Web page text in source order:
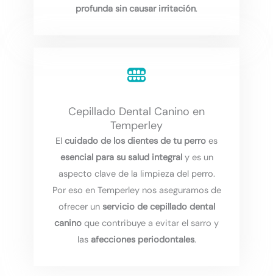
profunda sin causar irritación.
Cepillado Dental Canino en
Temperley
El cuidado de los dientes de tu perro es
esencial para su salud integraly es un
aspecto clave de la limpieza del perro.
Por eso en Temperley nos aseguramos de
ofrecer un servicio de cepillado dental
canino que contribuye a evitar el sarro y
las afecciones periodontales.